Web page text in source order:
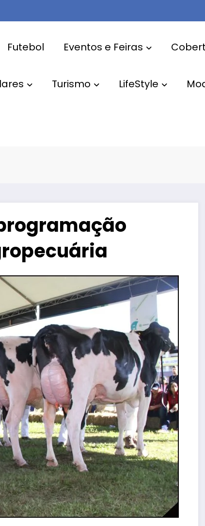
Futebol Eventos e Feiras
Turismo LifeStyle